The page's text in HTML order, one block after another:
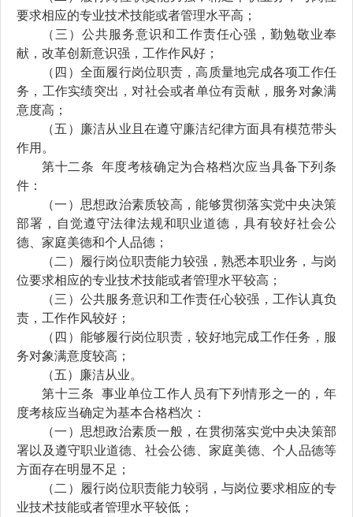
要求相应的专业技术技能或者管理水平高；
（三）公共服务意识和工作责任心强，勤勉敬业奉
献 ，改革创新意识强，工作作风好；
（四）全面履行岗位职责，高质量地完成各项工作任
务， 工作实绩突出，对社会或者单位有贡献， 服务对象满
意度高；
（五）廉洁从业 且在遵守廉洁纪律方面具有模范带头
作用。
第十二条 年度考核确定为合格档次应当具备下列条
件：
（一） 思想政治素质较高，能够贯彻落实党中央决策
部署， 自觉遵守法律法规和职业道德，具有较好社会公
德、家庭美德和个人品德；
（二）履行岗位职责能力较强， 熟悉本职业务， 与岗
位要求相应的专业技术技能或者管理水平较高；
（三）公共服务意识和工作责任心较强，工作认真负
责，工作作风较好；
（四）能够履行岗位职责，较好地完成工作任务，服
务对象满意度较高；
（五）廉洁从业。
第十三条
事业单位工作人员有下列情形之一的，年
度考核应当确定为基本合格档次：
（一） 思想政治素质一般，在贯彻落实党中央决策部
署以及遵守职业道德、社会公德、家庭美德、 个人品德等
方面存在明显不足；
（二）履行岗位职责能力较弱，与岗位要求相应的专
业技术技能或者管理水平较低；